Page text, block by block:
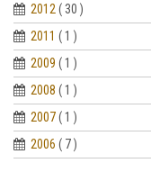
2012 ( 30 )
2011 ( 1 )
2009 ( 1 )
2008 ( 1 )
2007( 1 )
2006 ( 7 )